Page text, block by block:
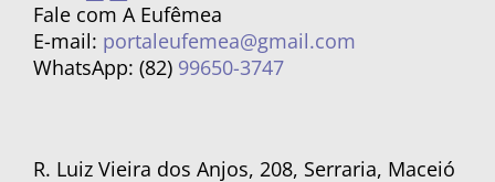
Fale com A Eufêmea
E-mail: portaleufemea@gmail.com
WhatsApp: (82) 99650-3747
R. Luiz Vieira dos Anjos, 208, Serraria, Maceió